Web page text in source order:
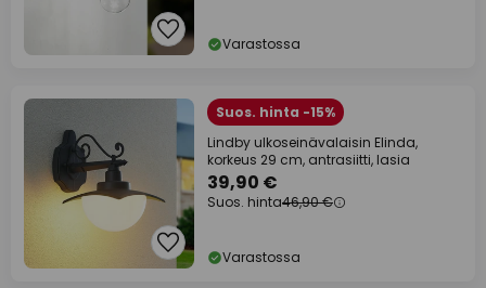
Varastossa
Suos. hinta -15%
Lindby ulkoseinävalaisin Elinda,
korkeus 29 cm, antrasiitti, lasia
39,90 €
Suos. hinta46,90 €
Varastossa